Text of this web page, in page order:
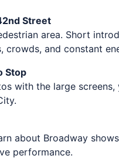
Street
area. Short
and constant
Stop
with the large
about Broadway
performance.